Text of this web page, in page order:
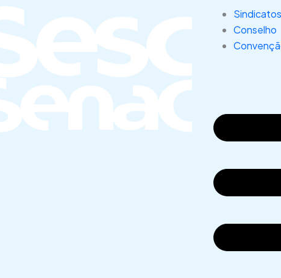
Sindicatos
Conselho